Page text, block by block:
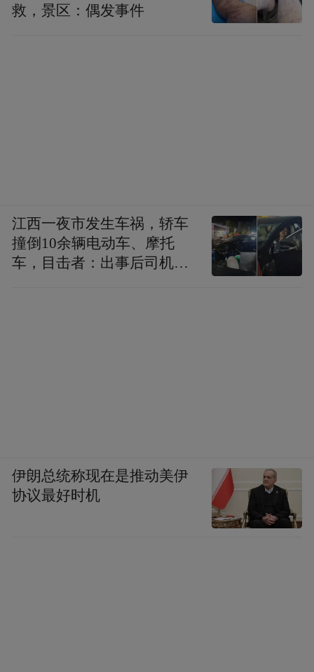
救，景区：偶发事件
江西一夜市发生车祸，轿车
撞倒10余辆电动车、摩托
车，目击者：出事后司机一
伊朗总统称现在是推动美伊
协议最好时机